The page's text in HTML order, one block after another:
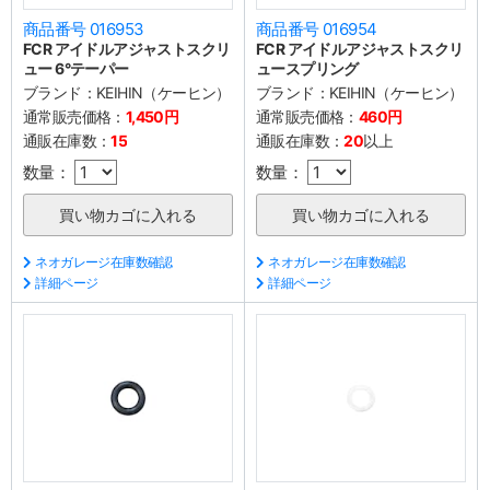
商品番号 016953
FCR アイドルアジャストスクリ
ュー 6°テーパー
ブランド： KEIHIN（ケーヒン）
通常販売価格： 1,450円
通販在庫数：15
数量：
ネオガレージ在庫数確認
詳細ページ
商品番号 016954
FCR アイドルアジャストスクリ
ュースプリング
ブランド： KEIHIN（ケーヒン）
通常販売価格： 460円
通販在庫数：20以上
数量：
ネオガレージ在庫数確認
詳細ページ